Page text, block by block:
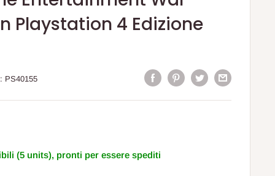
Playstation 4 Edizione
PS40155
(5 units), pronti per essere spediti